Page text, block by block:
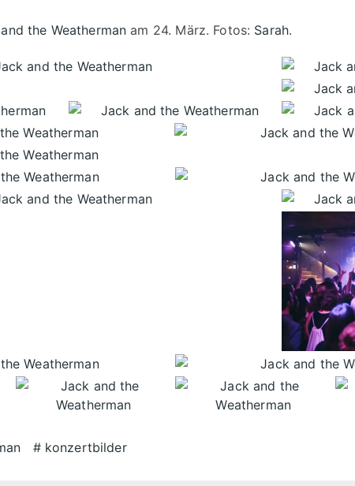
the Weatherman am 24. März. Fotos: Sarah.
konzertbilder